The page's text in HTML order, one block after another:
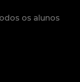
os alunos